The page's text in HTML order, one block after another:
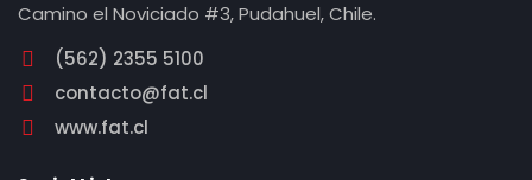
Camino el Noviciado #3, Pudahuel, Chile.
(562) 2355 5100
contacto@fat.cl
www.fat.cl